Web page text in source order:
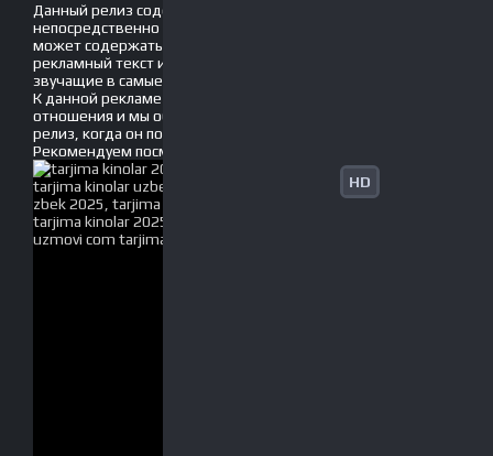
Данный релиз содержит рекламу, вшитую
непосредственно в фильм! Это значит, что он
может содержать движущийся по экрану
рекламный текст и голосовые вставки, громко
звучащие в самые неподходящие моменты.
К данной рекламе мы не имеем никакого
отношения и мы обязательно обновим данный
релиз, когда он появится без рекламы!
Рекомендуем посмотреть
HD